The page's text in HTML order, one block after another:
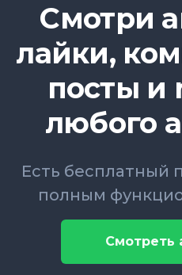
Смотри
лайки,
посты и
любого
Есть бесплатный
полным
Смотреть